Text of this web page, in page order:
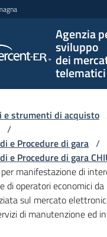
Agenzia
sviluppo
dei
telematici
per lo
sviluppo
telematici
e strumenti di acquisto
/
e Procedure di gara /
e Procedure di gara
manifestazione di
di operatori economici
sul mercato
di manutenzione ed